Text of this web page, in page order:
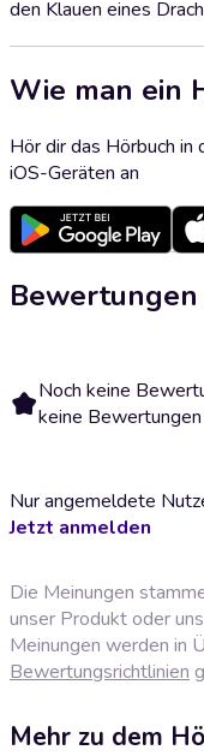
den Klauen eines
Wie man ein
Hör dir das Hörbuch
iOS-Geräten an
Noch keine
keine
Nur angemeldete
Jetzt anmelden
Die Meinungen
unser Produkt oder
Meinungen werden in
Bewertungsrichtlinien
Mehr zu dem